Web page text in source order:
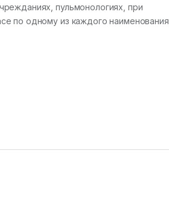
пульмонологиях, при
по одному из каждого наименования